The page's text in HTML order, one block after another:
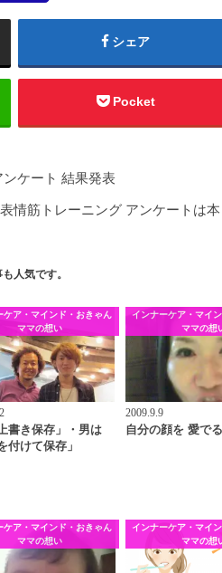
シェア
Pocket
ケート 結果発表
表情筋トレーニング アンケートは
人気です。
ケア・マインド・おきゃん
ママの想い
書き保存」・男は
付けて保存」
インナーケア・マイ
ママの想
2009.9.9
自分の顔を 愛で
ケア・マインド・おきゃん
ママの想い
インナーケア・マイ
ママの想